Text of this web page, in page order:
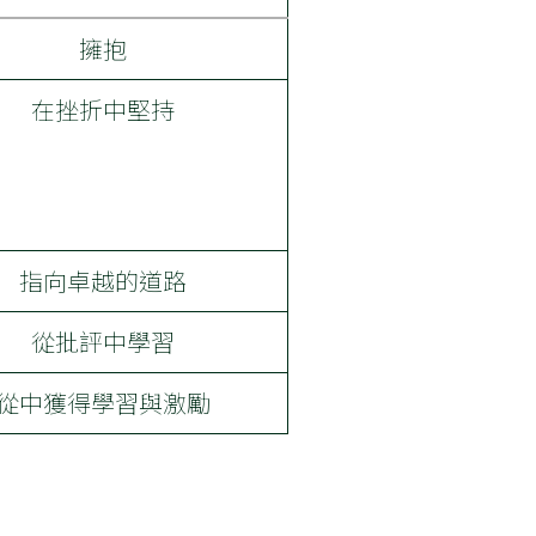
擁抱
在挫折中堅持
指向卓越的道路
從批評中學習
中獲得學習與激勵